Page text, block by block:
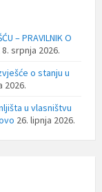
– PRAVILNIK O
8. srpnja 2026.
o stanju u
2026.
u vlasništvu
26. lipnja 2026.